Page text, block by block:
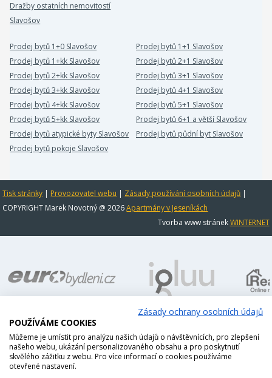
Dražby ostatních nemovitostí
Slavošov
Prodej bytů 1+0 Slavošov
Prodej bytů 1+1 Slavošov
Prodej bytů 1+kk Slavošov
Prodej bytů 2+1 Slavošov
Prodej bytů 2+kk Slavošov
Prodej bytů 3+1 Slavošov
Prodej bytů 3+kk Slavošov
Prodej bytů 4+1 Slavošov
Prodej bytů 4+kk Slavošov
Prodej bytů 5+1 Slavošov
Prodej bytů 5+kk Slavošov
Prodej bytů 6+1 a větší Slavošov
Prodej bytů atypické byty Slavošov
Prodej bytů půdní byt Slavošov
Prodej bytů pokoje Slavošov
Tisk stránky | Provozovatel webu | Zásady používání osobních údajů |
COPYRIGHT Marek Novotný @ 2026Apartmány v Jeseníkách
Tvorba www stránekWINTERNET
Zásady ochrany osobních údajů
POUŽÍVÁME COOKIES
Můžeme je umístit pro analýzu našich údajů o návštěvnících, pro zlepšení
našeho webu, ukázání personalizovaného obsahu a pro poskytnutí
skvělého zážitku z webu. Pro více informací o cookies používáme
otevřené nastavení.